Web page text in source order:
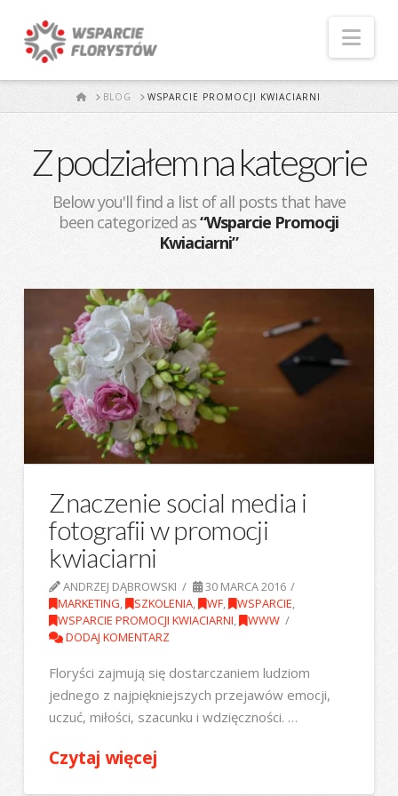
STARTBLOG WSPARCIE PROMOCJI KWIACIARNI
Z podziałem na kategorie
Below you'll find a list of all posts that have
been categorized as“Wsparcie Promocji
Kwiaciarni”
Znaczenie social media i
fotografii w promocji
kwiaciarni
ANDRZEJ DĄBROWSKI
30 MARCA 2016
MARKETING, SZKOLENIA, WF, WSPARCIE,
WSPARCIE PROMOCJI KWIACIARNI, WWW
DODAJ KOMENTARZ
Floryści zajmują się dostarczaniem ludziom
jednego z najpiękniejszych przejawów emocji,
uczuć, miłości, szacunku i wdzięczności. …
Czytaj więcej